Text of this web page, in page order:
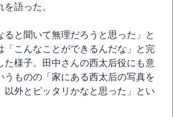
語った。
ると聞いて無理だろうと思った」と
「こんなことができるんだな」と完
た様子。田中さんの西太后役にも意
うものの「家にある西太后の写真を
以外とピッタリかなと思った」とい